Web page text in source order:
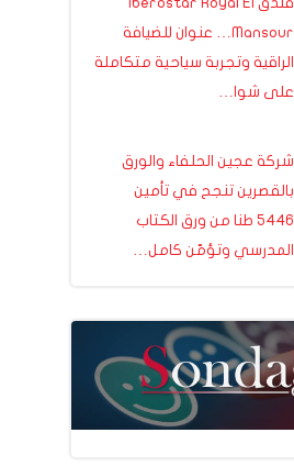
Mansour… عنوان للضيافة
الراقية وتجربة سياحية متكاملة
على شوا…
شركة عجين الحلفاء والورق
بالقصرين تنجح في تأمين
5446 طنا من ورق الكتاب
المدرسي وتؤمّن كامل…